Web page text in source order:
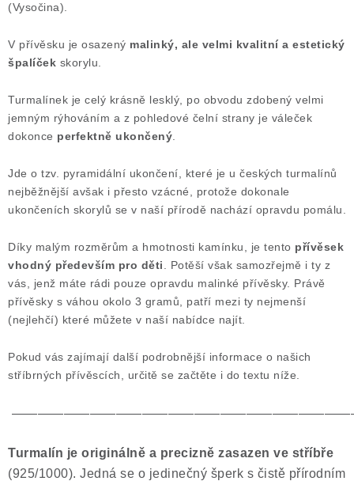
Formulář pro uplatnění reklamace
Poučení o právu na odstoupení od smlouvy
(Vysočina).
V přívěsku je osazený malinký, ale velmi kvalitní a estetický
špalíček skorylu.
Turmalínek je celý krásně lesklý, po obvodu zdobený velmi
jemným rýhováním a z pohledové čelní strany je váleček
dokonce perfektně ukončený
Jde o tzv. pyramidální ukončení, které je u českých turmalínů
nejběžnější avšak i přesto vzácné, protože dokonale
ukončeních skorylů se v naší přírodě nachází opravdu pomálu.
Díky malým rozměrům a hmotnosti kamínku, je tento přívěsek
vhodný především pro děti . Potěší však samozřejmě i ty z
vás, jenž máte rádi pouze opravdu malinké přívěsky. Právě
přívěsky s váhou okolo 3 gramů, patří mezi ty nejmenší
(nejlehčí) které můžete v naší nabídce najít.
Pokud vás zajímají další podrobnější informace o našich
stříbrných přívěscích, určitě se začtěte i do textu níže.
Turmalín je originálně a precizně zasazen ve stříbře
(925/1000). Jedná se o jedinečný šperk s čistě přírodním